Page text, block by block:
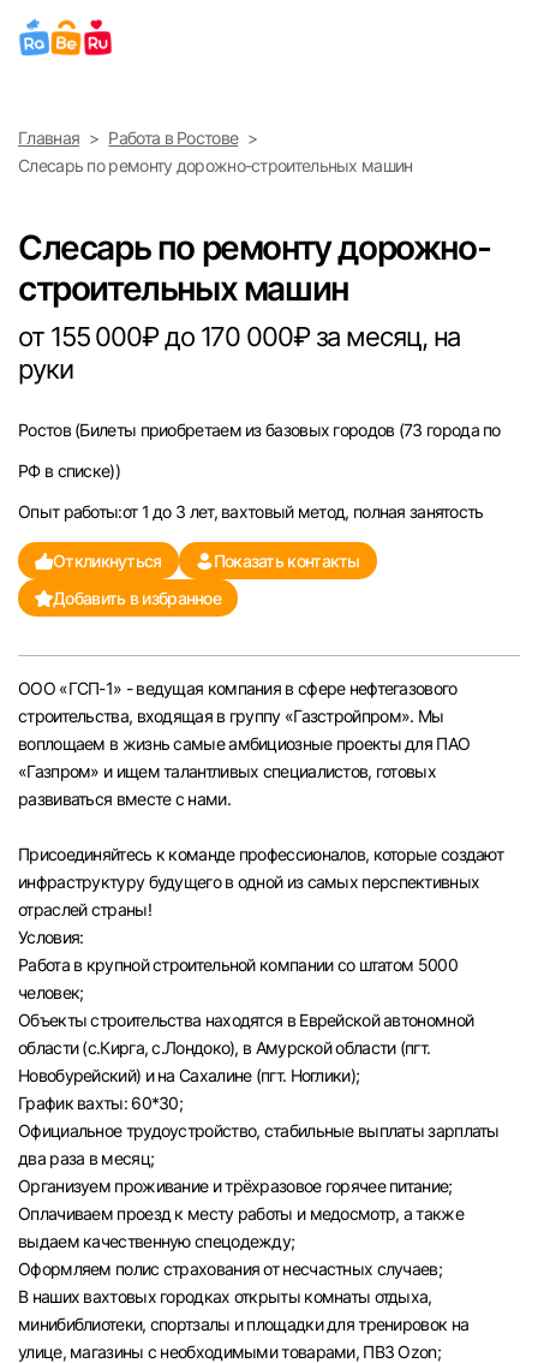
Найти работу Найти сотрудника
Выберите город
Санкт-Петербург
Екатеринбург
Саратов
Казань
Челябинск
Самара
Оренбург
Ульяновск
Курган
Уфа
Главная
Работа в Ростове
Слесарь по ремонту дорожно-строительных машин
Слесарь по ремонту дорожно-
строительных машин
от 155 000₽ до 170 000₽ за месяц, на
руки
Ростов (Билеты приобретаем из базовых городов (73 города по
РФ в списке))
Опыт работы:от 1 до 3 лет, вахтовый метод, полная занятость
Откликнуться
Показать контакты
Добавить в избранное
ООО «ГСП-1» - ведущая компания в сфере нефтегазового
строительства, входящая в группу «Газстройпром». Мы
воплощаем в жизнь самые амбициозные проекты для ПАО
«Газпром» и ищем талантливых специалистов, готовых
развиваться вместе с нами.
Присоединяйтесь к команде профессионалов, которые создают
инфраструктуру будущего в одной из самых перспективных
отраслей страны!
Условия:
Работа в крупной строительной компании со штатом 5000
человек;
Объекты строительства находятся в Еврейской автономной
области (с.Кирга, с.Лондоко), в Амурской области (пгт.
Новобурейский) и на Сахалине (пгт. Ноглики);
График вахты: 60*30;
Официальное трудоустройство, стабильные выплаты зарплаты
два раза в месяц;
Организуем проживание и трёхразовое горячее питание;
Оплачиваем проезд к месту работы и медосмотр, а также
выдаем качественную спецодежду;
Оформляем полис страхования от несчастных случаев;
В наших вахтовых городках открыты комнаты отдыха,
минибиблиотеки, спортзалы и площадки для тренировок на
улице, магазины с необходимыми товарами, ПВЗ Ozon;